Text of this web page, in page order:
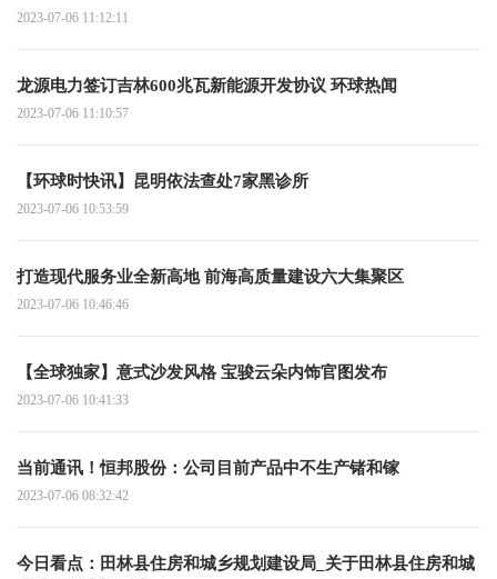
2023-07-06 11:12:11
龙源电力签订吉林600兆瓦新能源开发协议 环球热闻
2023-07-06 11:10:57
【环球时快讯】昆明依法查处7家黑诊所
2023-07-06 10:53:59
打造现代服务业全新高地 前海高质量建设六大集聚区
2023-07-06 10:46:46
【全球独家】意式沙发风格 宝骏云朵内饰官图发布
2023-07-06 10:41:33
当前通讯！恒邦股份：公司目前产品中不生产锗和镓
2023-07-06 08:32:42
今日看点：田林县住房和城乡规划建设局_关于田林县住房和城